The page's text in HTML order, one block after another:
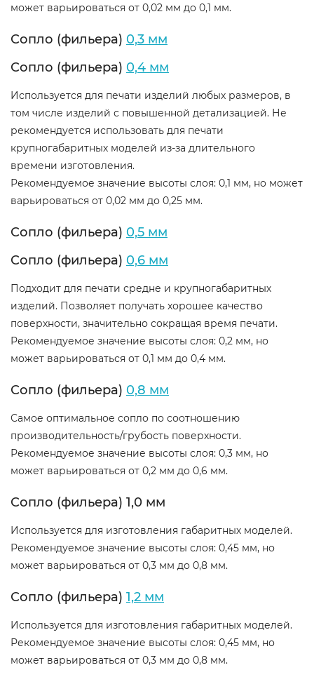
может варьироваться от 0,02 мм до 0,1 мм.
Сопло (фильера) 0,3 мм
Сопло (фильера) 0,4 мм
Используется для печати изделий любых размеров, в
том числе изделий с повышенной детализацией. Не
рекомендуется использовать для печати
крупногабаритных моделей из-за длительного
времени изготовления.
Рекомендуемое значение высоты слоя: 0,1 мм, но может
варьироваться от 0,02 мм до 0,25 мм.
Сопло (фильера) 0,5 мм
Сопло (фильера) 0,6 мм
Подходит для печати средне и крупногабаритных
изделий. Позволяет получать хорошее качество
поверхности, значительно сокращая время печати.
Рекомендуемое значение высоты слоя: 0,2 мм, но
может варьироваться от 0,1 мм до 0,4 мм.
Сопло (фильера) 0,8 мм
Самое оптимальное сопло по соотношению
производительность/грубость поверхности.
Рекомендуемое значение высоты слоя: 0,3 мм, но
может варьироваться от 0,2 мм до 0,6 мм.
Сопло (фильера) 1,0 мм
Используется для изготовления габаритных моделей.
Рекомендуемое значение высоты слоя: 0,45 мм, но
может варьироваться от 0,3 мм до 0,8 мм.
Сопло (фильера) 1,2 мм
Используется для изготовления габаритных моделей.
Рекомендуемое значение высоты слоя: 0,45 мм, но
может варьироваться от 0,3 мм до 0,8 мм.